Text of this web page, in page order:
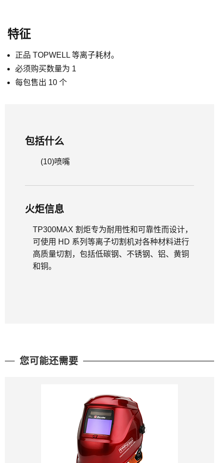
特征
正品 TOPWELL 等离子耗材。
必须购买数量为 1
每包售出 10 个
包括什么
(10)喷嘴
火炬信息
TP300MAX 割炬专为耐用性和可靠性而设计，
可使用 HD 系列等离子切割机对各种材料进行
高质量切割，包括低碳钢、不锈钢、铝、黄铜
和铜。
您可能还需要